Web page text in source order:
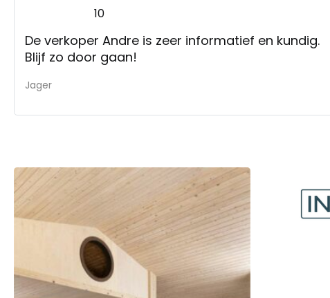
10
De verkoper Andre is zeer informatief en kundig.
Blijf zo door gaan!
Jager